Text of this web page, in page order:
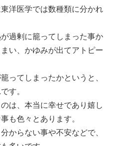
洋医学では数種類に分かれ
過剰に籠ってしまった事か
い、かゆみが出てアトピー
ってしまったかというと、
す。
は、本当に幸せであり嬉し
も色々とあります。
からない事や不安などで、